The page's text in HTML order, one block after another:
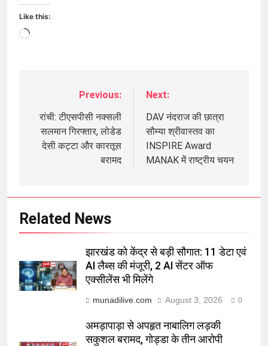
Like this:
Loading…
navigation
Previous:
रांची: टीएसपीसी नक्सली
सलमान गिरफ्तार, लोडेड
देसी कट्टा और कारतूस
बरामद
Next:
DAV नंदराज की छात्रा
सौम्या श्रीवास्तव का
INSPIRE Award
MANAK में राष्ट्रीय चयन
Related News
झारखंड को केंद्र से बड़ी सौगात: 11 डेटा एवं
AI लैब्स की मंजूरी, 2 AI सेंटर ऑफ
एक्सीलेंस भी मिलेंगे
munadilive.com August 3, 2026 0
अमड़ापाड़ा से अपहृत नाबालिग लड़की
सकुशल बरामद, गोड्डा के तीन आरोपी